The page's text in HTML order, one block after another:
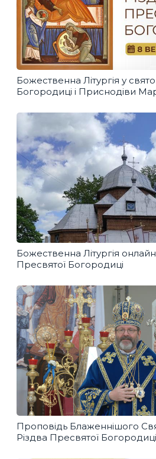
Божественна Літургія у
Богородиці і Приснодіви
Божественна Літургія
Пресвятої Богородиці
Проповідь Блаженнішого
Різдва Пресвятої Богородиці